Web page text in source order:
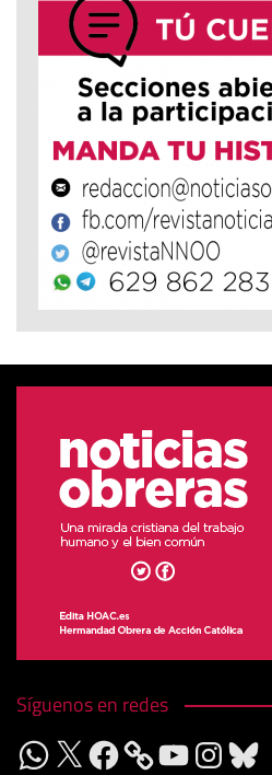
Síguenos en redes
WhatsApp
X Facebook YouTubeInstagram
Bluesky